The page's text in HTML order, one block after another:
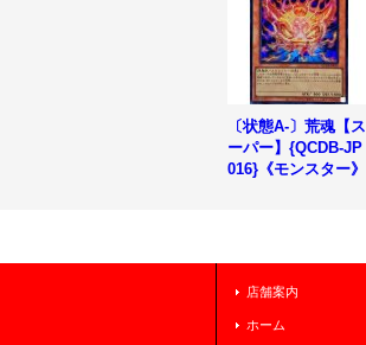
〔状態A-〕荒魂【ス
ーパー】{QCDB-JP
016}《モンスター》
店舗案内
ホーム